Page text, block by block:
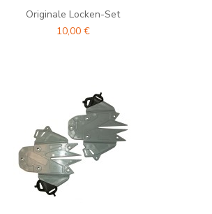
Originale Locken-Set
10,00 €